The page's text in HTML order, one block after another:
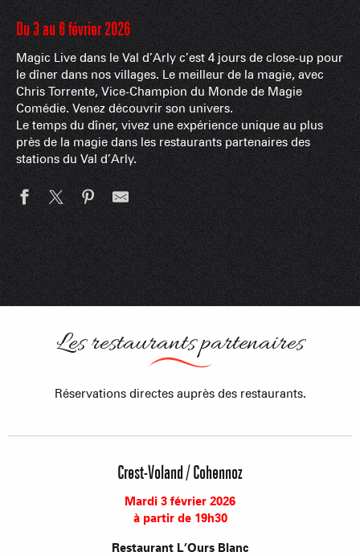
Du 3 au 6 février 2026
Magic Live dans le Val d’Arly c’est 4 jours de close-up pour
le dîner dans nos villages. Le meilleur de la magie, avec
Chris Torrente, Vice-Champion du Monde de Magie
Comédie. Venez découvrir son univers.
Le temps du dîner, vivez une expérience unique au plus
près de la magie dans les restaurants partenaires des
stations du Val d’Arly.
Les restaurants partenaires
Réservations directes auprès des restaurants.
Crest-Voland / Cohennoz
Mardi 3 février 2026
à partir de 19h30
Restaurant L’Ours Blanc